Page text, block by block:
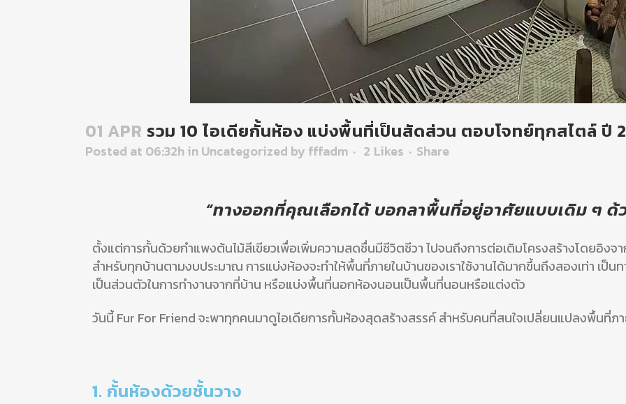
01 APR รวม 10 ไอเดียกั้นห้อง แบ่งพื้นที่เป็นสัดส่วน ตอบโจทย์ทุกสไตล์ ปี
Posted at 06:32hinUncategorized by fffadm 2 Likes Share
“ทางออกที่คุณเลือกได้ บอกลาพื้นที่อยู่อาศัยแบบเดิม ๆ ด้
ตั้งแต่การกั้นด้วยกำแพงต้นไม้สีเขียวเพื่อเพิ่มความสดชื่นมีชีวิตชีวา ไปจนถึงการต่อเติมโครงสร้างโดยอิงจ
สำหรับทุกบ้านตามงบประมาณ การแบ่งห้องจะทำให้พื้นที่ภายในบ้านของเราใช้งานได้มากขึ้นถึงสองเท่า เป็
เป็นส่วนตัวในการทำงานจากที่บ้าน หรือแบ่งพื้นที่นอกห้องนอนเป็นพื้นที่นอนหรือแต่งตัว
วันนี้ Fur For Friend จะพาทุกคนมาดูไอเดียการกั้นห้องสุดสร้างสรรค์ สำหรับคนที่สนใจเปลี่ยนแปลงพื้นที่ภ
1. กั้นห้องด้วยชั้นวาง